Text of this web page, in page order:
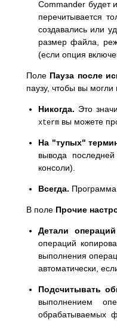
Commander будет
перечитывается
создавались или
размер файла,
(если опция
Поле Пауза после
паузу, чтобы вы могли
Никогда. Это
xterm вы можете
На "тупых"
вывода
консоли).
Всегда.
В поле Прочие
Детали операций
операций
выполнения
автоматически,
Подсчитывать
выполнением
обрабатываемых